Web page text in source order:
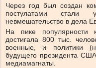
Через год был создан
постулатами стали
невмешательство в дела
На пике популярности
достигала 800 тыс.
военные, и политики
будущего президента
медиамагнаты.